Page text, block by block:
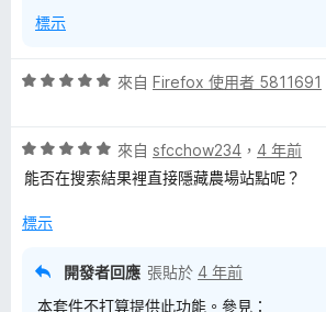
標示
評
分
，
分
分
來自 Firefox 使用者 5811691
評
價
分
來自 sfcchow234 ， 4 年前
能否在搜索結果裡直接隱藏農場站點呢？
標示
開發者回應 張貼於 4 年前
本套件不打算提供此功能。參見：